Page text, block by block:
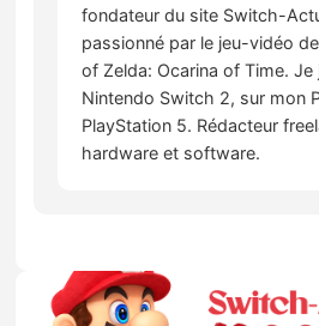
fondateur du site Switch-
passionné par le jeu-vidéo
of Zelda: Ocarina of Time. Je
Nintendo Switch 2, sur mon
PlayStation 5. Rédacteur
hardware et software.